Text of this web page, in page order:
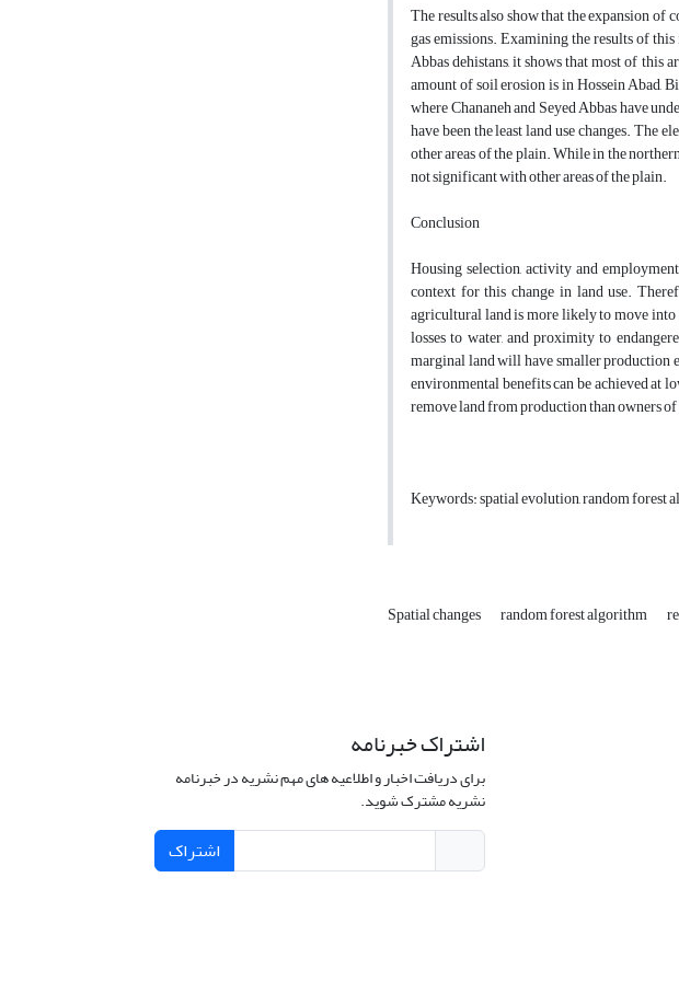
The results also show that the expansion
gas emissions. Examining the results of
Abbas dehistans, it shows that most of this
amount of soil erosion is in Hossein Abad,
where Chananeh and Seyed Abbas have
have been the least land use changes.
other areas of the plain. While in the
not significant with other areas of the plain.
Conclusion
Housing selection, activity and
context for this change in land use.
agricultural land is more likely to move into
losses to water, and proximity to
marginal land will have smaller production
environmental benefits can be achieved at
remove land from production than owners
Keywords: spatial evolution, random forest
Spatial changes random forest algorithm
اشتراک خبرنامه
برای دریافت اخبار و اطلاعیه های مهم نشریه در خبرنامه
نشریه مشترک شوید.
اشتراک